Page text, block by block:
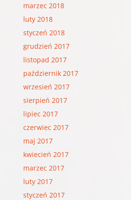
marzec 2018
luty 2018
styczeń 2018
grudzień 2017
listopad 2017
październik 2017
wrzesień 2017
sierpień 2017
lipiec 2017
czerwiec 2017
maj 2017
kwiecień 2017
marzec 2017
luty 2017
styczeń 2017